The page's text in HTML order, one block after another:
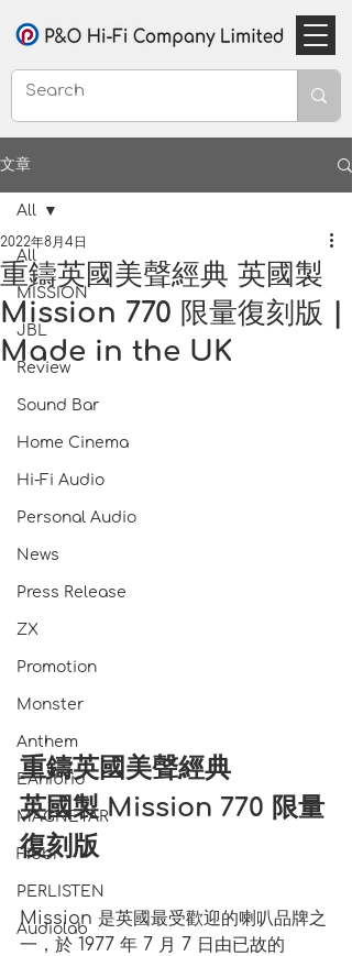
文章
All
MISSION
JBL
Review
Sound Bar
Home Cinema
Hi-Fi Audio
Personal Audio
News
Press Release
ZX
Promotion
Monster
Anthem
EAhibrid
MAGNETAR
Fibbr
PERLISTEN
Audiolab
All
重鑄英國美聲經典 英國製
Mission 770 限量復刻版 |
Made in the UK
2022年8月4日
重鑄英國美聲經典
英國製 Mission 770 限量
復刻版
Mission 是英國最受歡迎的喇叭品牌之
一，於 1977 年 7 月 7 日由已故的